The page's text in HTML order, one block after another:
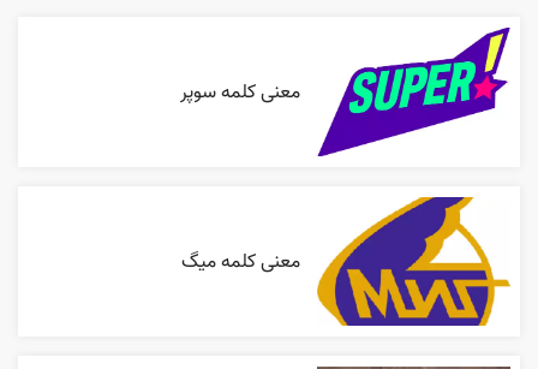
معنی کلمه سوپر
معنی کلمه میگ